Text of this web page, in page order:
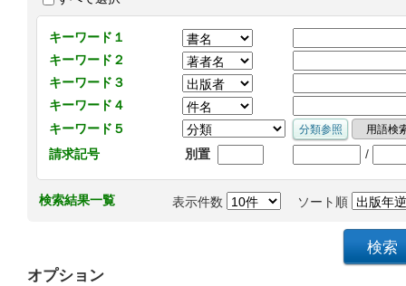
キーワード１
キーワード２
キーワード３
キーワード４
キーワード５
請求記号
別置 /
検索結果一覧 表示件数 ソート順
オプション